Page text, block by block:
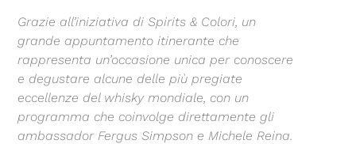
Grazie all’iniziativa di Spirits & Colori, un
grande appuntamento itinerante che
rappresenta un’occasione unica per conoscere
e degustare alcune delle più pregiate
eccellenze del whisky mondiale, con un
programma che coinvolge direttamente gli
ambassador Fergus Simpson e Michele Reina.